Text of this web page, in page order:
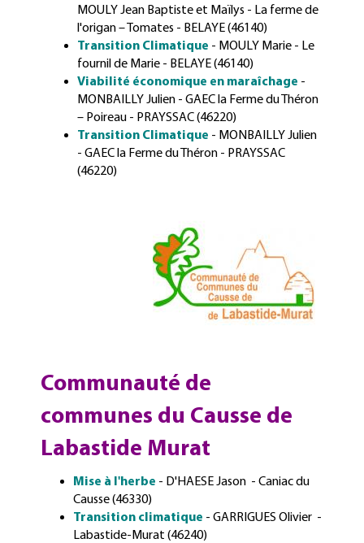
MOULY Jean Baptiste et Maïlys - La ferme de
l'origan – Tomates - BELAYE (46140)
Transition Climatique - MOULY Marie - Le
fournil de Marie - BELAYE (46140)
Viabilité économique en maraîchage -
MONBAILLY Julien - GAEC la Ferme du Théron
– Poireau - PRAYSSAC (46220)
Transition Climatique - MONBAILLY Julien
- GAEC la Ferme du Théron - PRAYSSAC
(46220)
Communauté de
communes du Causse de
Labastide Murat
Mise à l'herbe - D'HAESE Jason - Caniac du
Causse (46330)
Transition climatique - GARRIGUES Olivier -
Labastide-Murat (46240)